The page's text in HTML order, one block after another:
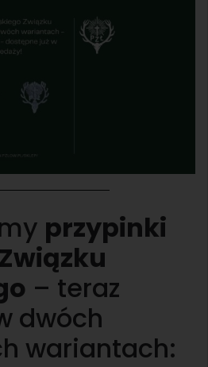
przypinki
– teraz
dwóch
wariantach: